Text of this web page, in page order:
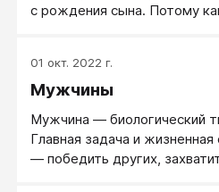
с рождения сына. Потому
01 окт. 2022 г.
Мужчины
Мужчина — биологический
Главная задача и
— победить других,